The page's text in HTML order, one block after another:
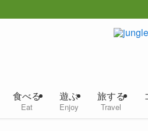
食べる
Eat
遊ぶ
Enjoy
旅する
Travel